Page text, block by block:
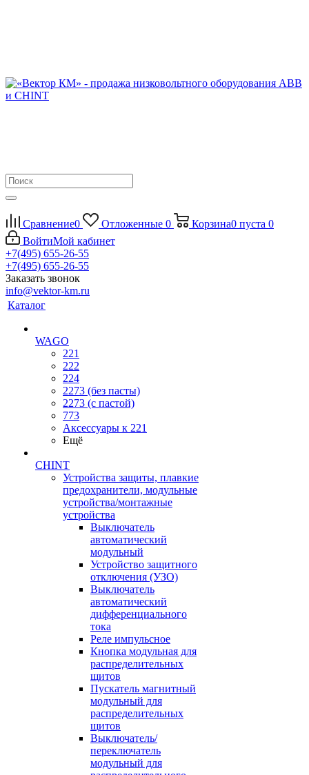
Сравнение0 Отложенные 0 Корзина0 пуста 0
ВойтиМой кабинет
+7(495) 655-26-55
+7(495) 655-26-55
Заказать звонок
info@vektor-km.ru
Каталог
WAGO
221
222
224
2273 (без пасты)
2273 (с пастой)
773
Аксессуары к 221
Ещё
CHINT
Устройства защиты, плавкие
предохранители, модульные
устройства/монтажные
устройства
Выключатель
автоматический
модульный
Устройство защитного
отключения (УЗО)
Выключатель
автоматический
дифференциального
тока
Реле импульсное
Кнопка модульная для
распределительных
щитов
Пускатель магнитный
модульный для
распределительных
щитов
Выключатель/
переключатель
модульный для